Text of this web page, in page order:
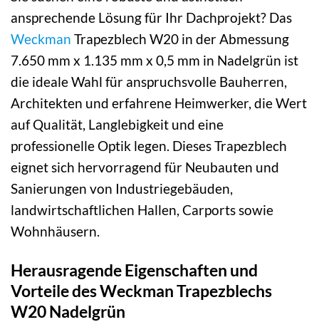
ansprechende Lösung für Ihr Dachprojekt? Das
Weckman Trapezblech W20 in der Abmessung
7.650 mm x 1.135 mm x 0,5 mm in Nadelgrün ist
die ideale Wahl für anspruchsvolle Bauherren,
Architekten und erfahrene Heimwerker, die Wert
auf Qualität, Langlebigkeit und eine
professionelle Optik legen. Dieses Trapezblech
eignet sich hervorragend für Neubauten und
Sanierungen von Industriegebäuden,
landwirtschaftlichen Hallen, Carports sowie
Wohnhäusern.
Herausragende Eigenschaften und
Vorteile des Weckman Trapezblechs
W20 Nadelgrün